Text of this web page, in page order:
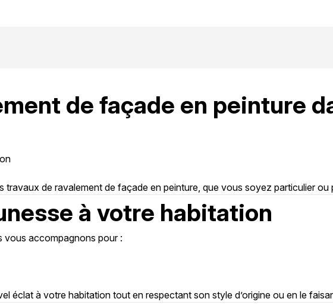
de façade en peinture
de ravalement de façade en peinture, que vous soyez particulier ou
à votre habitation
vous accompagnons pour :
éclat à votre habitation tout en respectant son style d’origine ou en le